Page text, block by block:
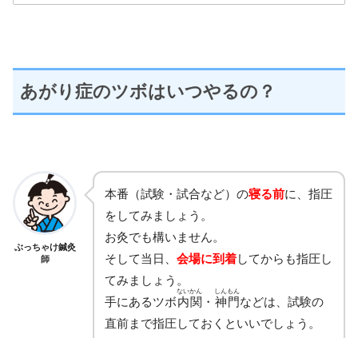
あがり症のツボはいつやるの？
ぶっちゃけ鍼灸
師
本番（試験・試合など）の寝る前に、指圧
をしてみましょう。
お灸でも構いません。
そして当日、 会場に到着してからも指圧し
てみましょう。
手にあるツボ内関
ないかん
・ 神門
しんもん
などは、試験の
直前まで指圧しておくといいでしょう。